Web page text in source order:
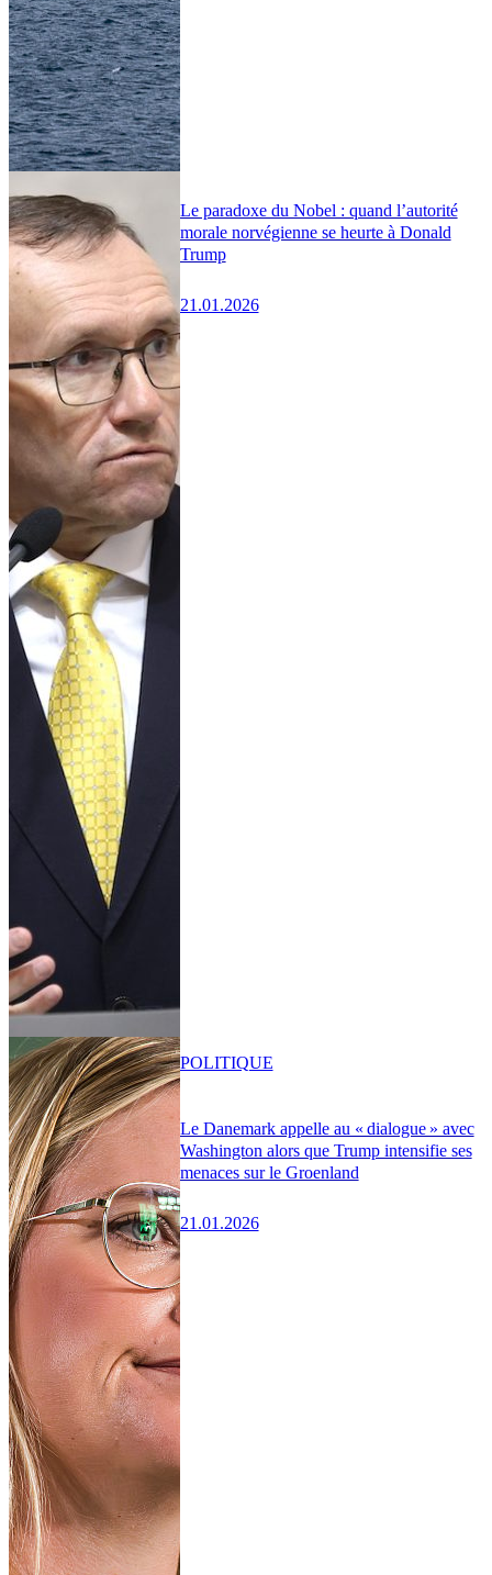
Le paradoxe du Nobel : quand l’autorité
morale norvégienne se heurte à Donald
Trump
21.01.2026
Le Danemark appelle au « dialogue » avec
Washington alors que Trump intensifie ses
menaces sur le Groenland
21.01.2026
POLITIQUE